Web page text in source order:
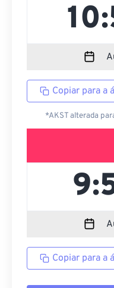
Copiar para a
*AKST alterada
Copiar para a